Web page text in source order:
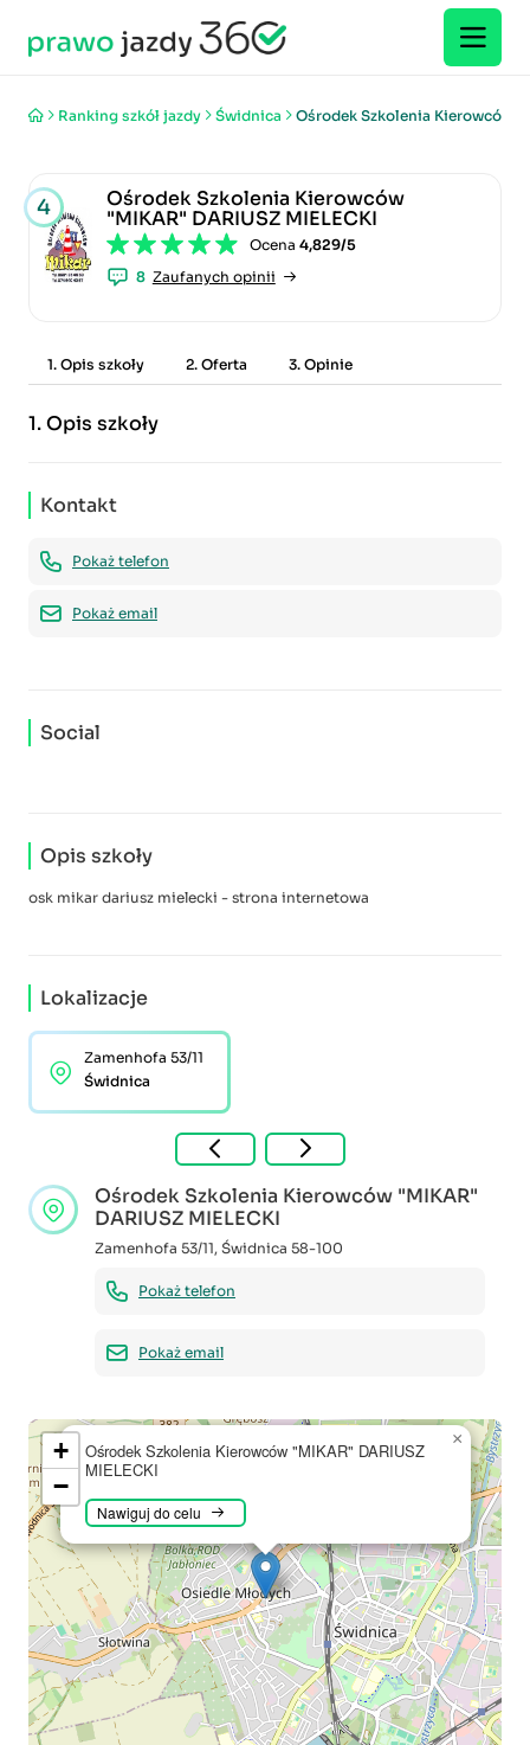
Ranking szkół jazdy Świdnica Ośrodek Szkolenia Kierowców
4
Ośrodek Szkolenia Kierowców
"MIKAR" DARIUSZ MIELECKI
Ocena 4,829/5
8 Zaufanych opinii
1. Opis szkoły 2. Oferta 3. Opinie
1.Opis szkoły
Kontakt
Pokaż telefon
Pokaż email
Social
Opis szkoły
osk mikar dariusz mielecki - strona internetowa
Lokalizacje
Zamenhofa 53/11
Świdnica
Ośrodek Szkolenia Kierowców "MIKAR"
DARIUSZ MIELECKI
Zamenhofa 53/11, Świdnica 58-100
Pokaż telefon
Pokaż email
Ośrodek Szkolenia Kierowców "MIKAR" DARIUSZ
MIELECKI
Nawiguj do celu
×
+
−